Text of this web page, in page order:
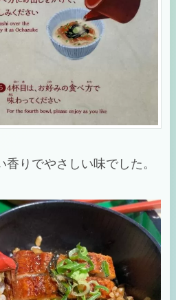
りでやさしい味でした。